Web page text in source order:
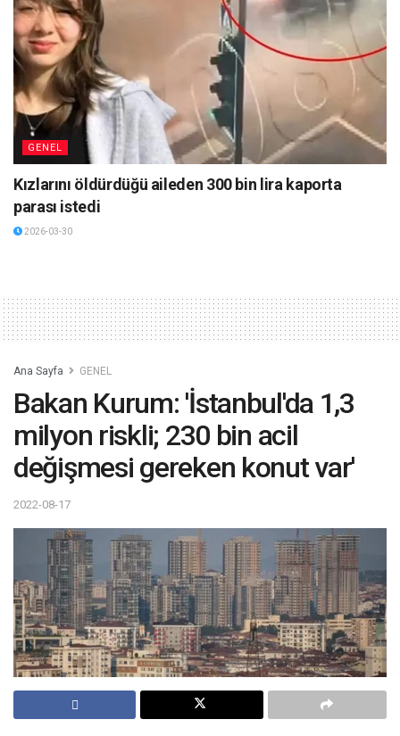
GENEL
Kızlarını öldürdüğü aileden 300 bin lira kaporta
parası istedi
2026-03-30
Ana Sayfa GENEL
Bakan Kurum: 'İstanbul'da 1,3
milyon riskli; 230 bin acil
değişmesi gereken konut var'
2022-08-17